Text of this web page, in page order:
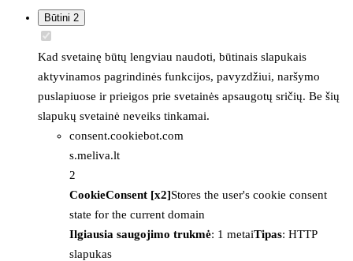
Būtini 2
Kad svetainę būtų lengviau naudoti, būtinais slapukais
aktyvinamos pagrindinės funkcijos, pavyzdžiui, naršymo
puslapiuose ir prieigos prie svetainės apsaugotų sričių. Be šių
slapukų svetainė neveiks tinkamai.
consent.cookiebot.com
s.meliva.lt
2
CookieConsent [x2]Stores the user's cookie consent
state for the current domain
Ilgiausia saugojimo trukmė: 1 metaiTipas: HTTP
slapukas